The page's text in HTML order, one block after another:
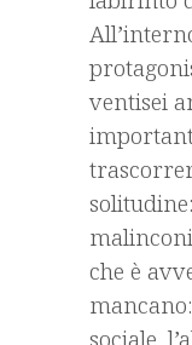
ventisei
che è